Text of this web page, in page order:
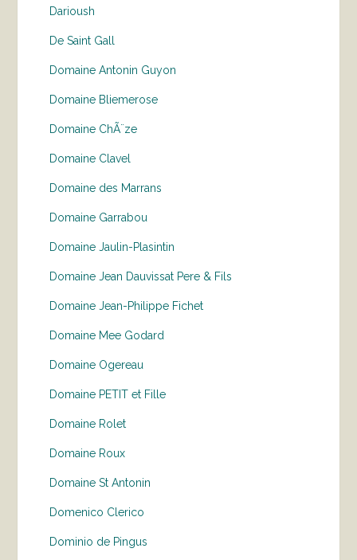
Darioush
De Saint Gall
Domaine Antonin Guyon
Domaine Bliemerose
Domaine ChÃ¨ze
Domaine Clavel
Domaine des Marrans
Domaine Garrabou
Domaine Jaulin-Plasintin
Domaine Jean Dauvissat Pere & Fils
Domaine Jean-Philippe Fichet
Domaine Mee Godard
Domaine Ogereau
Domaine PETIT et Fille
Domaine Rolet
Domaine Roux
Domaine St Antonin
Domenico Clerico
Dominio de Pingus